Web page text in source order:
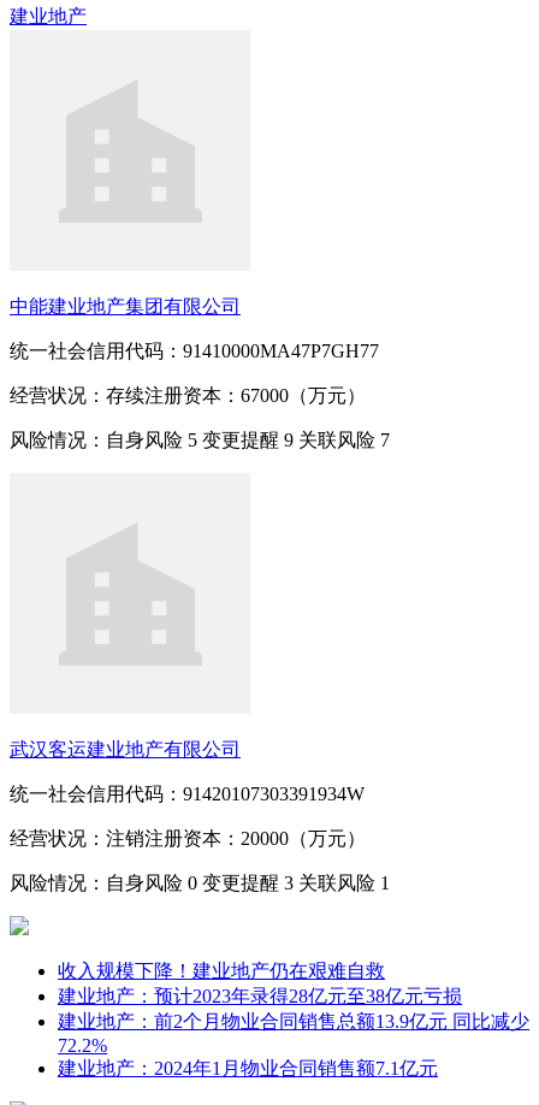
建业地产
中能建业地产集团有限公司
统一社会信用代码：91410000MA47P7GH77
经营状况：存续注册资本：67000（万元）
风险情况：自身风险 5 变更提醒 9 关联风险 7
武汉客运建业地产有限公司
统一社会信用代码：91420107303391934W
经营状况：注销注册资本：20000（万元）
风险情况：自身风险 0 变更提醒 3 关联风险 1
收入规模下降！建业地产仍在艰难自救
建业地产：预计2023年录得28亿元至38亿元亏损
建业地产：前2个月物业合同销售总额13.9亿元 同比减少
72.2%
建业地产：2024年1月物业合同销售额7.1亿元